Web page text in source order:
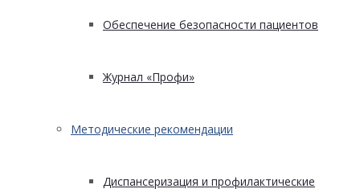
Обеспечение безопасности пациентов
Журнал «Профи»
Методические рекомендации
Диспансеризация и профилактические